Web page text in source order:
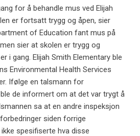
for å behandle mus ved Elijah
er fortsatt trygg og åpen, sier
of Education fant mus på
sier at skolen er trygg og
i gang. Elijah Smith Elementary ble
Environmental Health Services
Ifølge en talsmann for
de informert om at det var trygt å
sa at en andre inspeksjon
siden forrige
spesifiserte hva disse